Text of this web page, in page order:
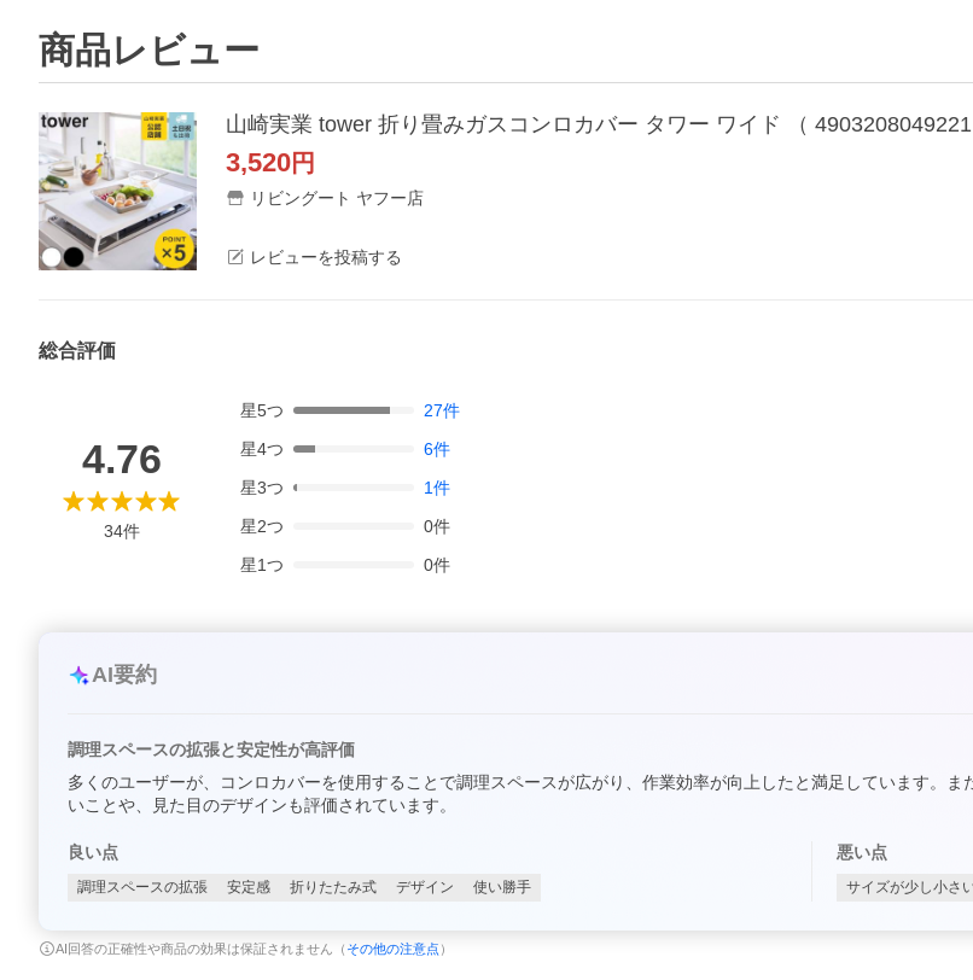
商品レビュー
3,520円
リビングート ヤフー店
レビューを投稿する
総合評価
4.76
34件
星5つ 27件
星4つ 6件
星3つ 1件
星2つ 0件
星1つ 0件
AI要約
調理スペースの拡張と安定性が高評価
多くのユーザーが、コンロカバーを使用することで調理スペースが広がり、作業効率が向上したと満足しています。
いことや、見た目のデザインも評価されています。
良い点
調理スペースの拡張 安定感 折りたたみ式 デザイン 使い勝手
悪い点
サイズが少し小さ
AI回答の正確性や商品の効果は保証されません（ その他の注意点 ）